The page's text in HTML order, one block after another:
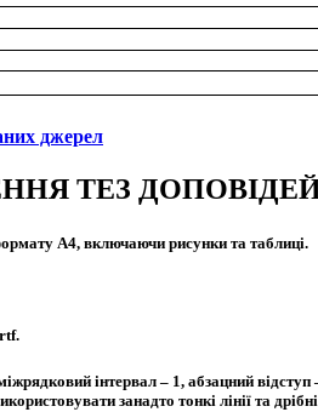
джерел
ТЕЗ
А4, включаючи рисунки та таблиці.
інтервал – 1, абзацний
занадто тонкі лінії та